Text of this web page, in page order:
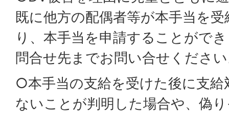
既に他方の配偶者等が本手当を
り、本手当を申請することがで
問合せ先までお問い合せくださ
○本手当の支給を受けた後に支給
ないことが判明した場合や、偽